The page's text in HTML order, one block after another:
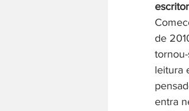
de
leitura
entra